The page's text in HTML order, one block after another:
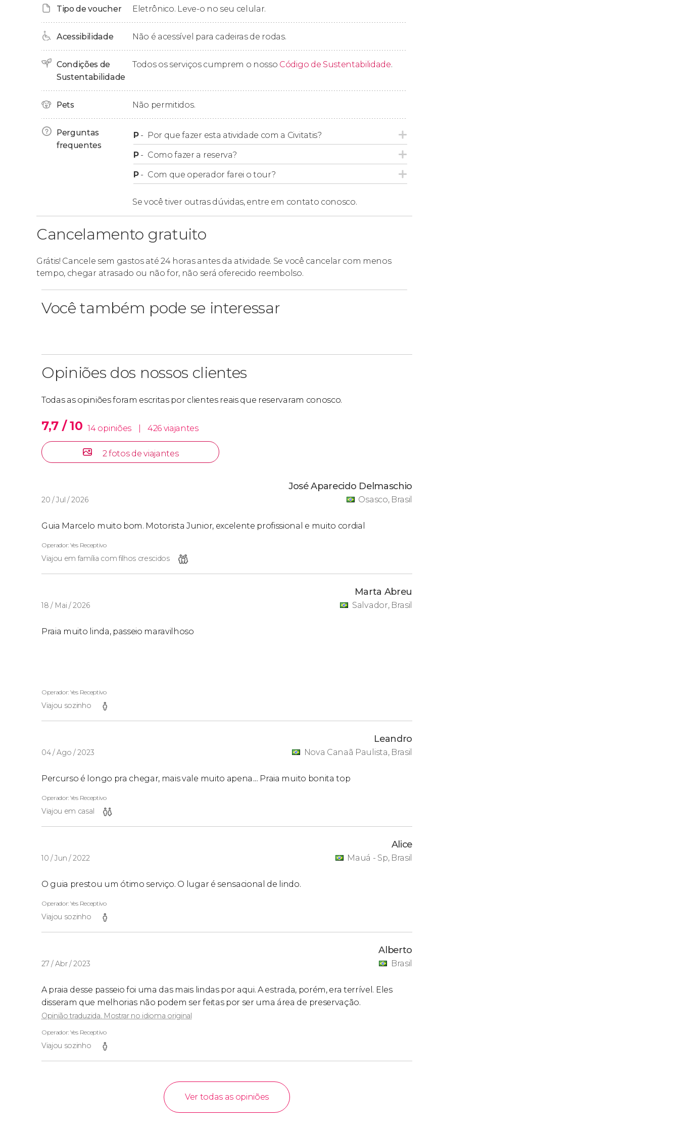
Esta atividadeinclui a retirada apenas nos hotéis localizados na região central de Porto
Seguro. Não estando disponível nos hotéis de Arraial D'Ajuda, Trancoso, Santa Cruz
Cabrália, Espelho, Caraíva, etc.
Caso você esteja hospedado em qualquer um desses locais, após efetuar sua reserva,
entraremos em contato para
Tipo de voucher Eletrônico. Leve-o no seu celular.
Acessibilidade Não é acessível para cadeiras de rodas.
Condições de
Sustentabilidade
Todos os serviços cumprem o nosso Código de Sustentabilidade.
Pets Não permitidos.
Perguntas
frequentes
P- Por que fazer esta atividade com a Civitatis?
P- Como fazer a reserva?
P- Com que operador farei o tour?
Se você tiver outras dúvidas, entre em contato conosco.
Cancelamento gratuito
Grátis! Cancele sem gastos até 24 horas antes da atividade. Se você cancelar com menos
tempo, chegar atrasado ou não for, não será oferecido reembolso.
Você também pode se interessar
Opiniões dos nossos clientes
Todas as opiniões foram escritas por clientes reais que reservaram conosco.
7,7 / 10 14 opiniões 426 viajantes
2 fotos de viajantes
20 / Jul / 2026
José Aparecido Delmaschio
Osasco, Brasil
Guia Marcelo muito bom. Motorista Junior, excelente profissional e muito cordial
Operador: Yes Receptivo
Viajou em família com filhos crescidos
18 / Mai / 2026
Marta Abreu
Salvador, Brasil
Praia muito linda, passeio maravilhoso
Operador: Yes Receptivo
Viajou sozinho
04 / Ago / 2023
Leandro
Nova Canaã Paulista, Brasil
Percurso é longo pra chegar, mais vale muito apena.... Praia muito bonita top
Operador: Yes Receptivo
Viajou em casal
10 / Jun / 2022
Alice
Mauá - Sp, Brasil
O guia prestou um ótimo serviço. O lugar é sensacional de lindo.
Operador: Yes Receptivo
Viajou sozinho
27 / Abr / 2023
Alberto
Brasil
A praia desse passeio foi uma das mais lindas por aqui. A estrada, porém, era terrível. Eles
disseram que melhorias não podem ser feitas por ser uma área de preservação.
Opinião traduzida. Mostrar no idioma original
Operador: Yes Receptivo
Viajou sozinho
Ver todas as opiniões